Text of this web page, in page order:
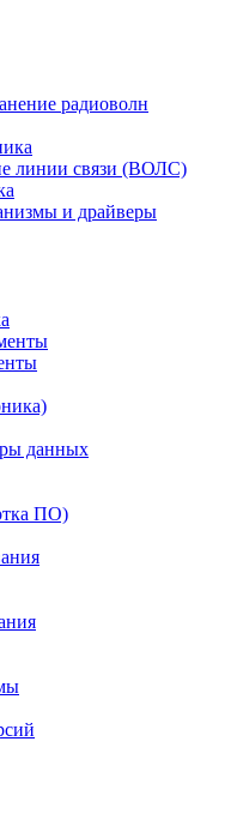
радиоволн
линии связи (ВОЛС)
и драйверы
данных
ПО)